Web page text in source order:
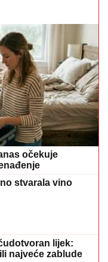
očekuje
stvarala vino
lijek:
najveće zablude